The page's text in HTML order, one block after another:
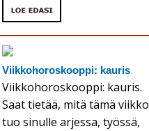
Viikkohoroskooppi: kauris
Viikkohoroskooppi: kauris.
Saat tietää, mitä tämä viikko
tuo sinulle arjessa, työssä,